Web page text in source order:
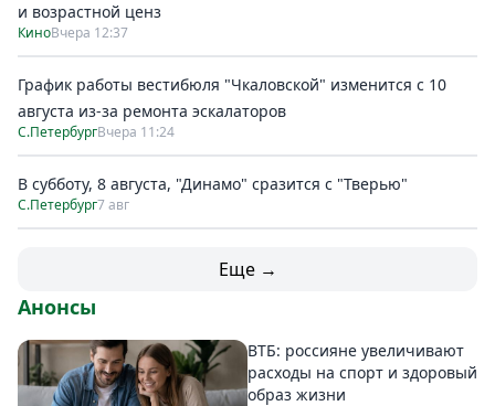
и возрастной ценз
КиноВчера 12:37
График работы вестибюля "Чкаловской" изменится с 10
августа из-за ремонта эскалаторов
С.ПетербургВчера 11:24
В субботу, 8 августа, "Динамо" сразится с "Тверью"
С.Петербург7 авг
Еще →
Анонсы
ВТБ: россияне увеличивают
расходы на спорт и здоровый
образ жизни